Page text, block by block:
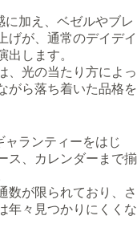
加え、ベゼルやブレ
げが、通常のデイデイ
出します。
、光の当たり方によっ
がら落ち着いた品格を
ャランティーをはじ
ス、カレンダーまで揃
数が限られており、さ
年々見つかりにくくな